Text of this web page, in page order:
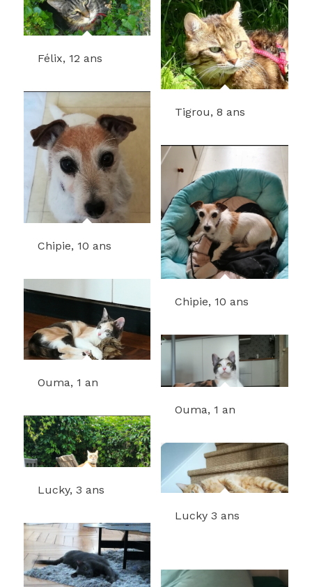
Félix, 12 ans
Tigrou, 8 ans
Chipie, 10 ans
Chipie, 10 ans
Ouma, 1 an
Ouma, 1 an
Lucky, 3 ans
Lucky 3 ans
Kate, 2 ans